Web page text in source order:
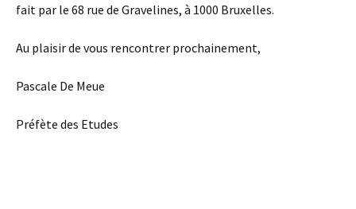
fait par le 68 rue de Gravelines, à 1000 Bruxelles.
Au plaisir de vous rencontrer prochainement,
Pascale De Meue
Préfète des Etudes